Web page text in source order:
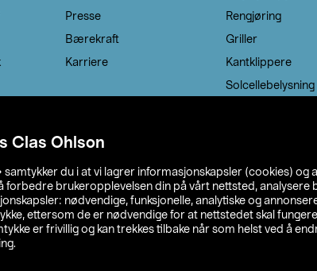
Clas Ohlson
samtykker du i at vi lagrer informasjonskapsler (cookies) og
forbedre brukeropplevelsen din på vårt nettsted, analysere
nødvendige, funksjonelle, analytiske og
ettersom de er nødvendige for at nettstedet skal
er frivillig og kan trekkes tilbake når som helst ved å
Presse
Bærekraft
Karriere
Rengjøring
Griller
Kantklippere
Solcellebelysning